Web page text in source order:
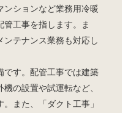
ンションなど業務用冷暖
管工事を指します。ま
ンテナンス業務も対応し
です。配管工事では建築
の設置や試運転など、
また、「ダクト工事」